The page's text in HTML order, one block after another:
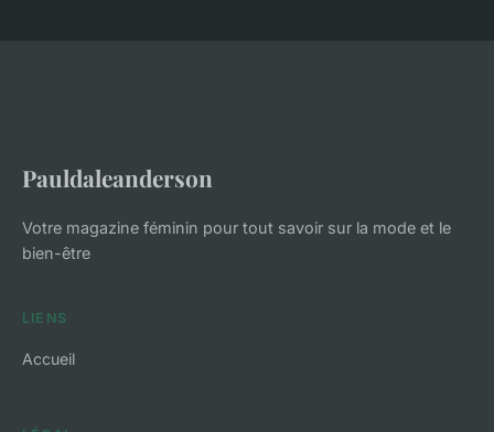
Pauldaleanderson
Votre magazine féminin pour tout savoir sur la mode et le
bien-être
LIENS
Accueil